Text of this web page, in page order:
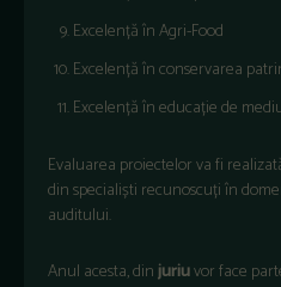
Excelență în Agri-Food
Excelență în conservarea
Excelență în educație de
Evaluarea proiectelor va fi
din specialiști recunoscuți în
auditului.
Anul acesta, dinjuriuvor face